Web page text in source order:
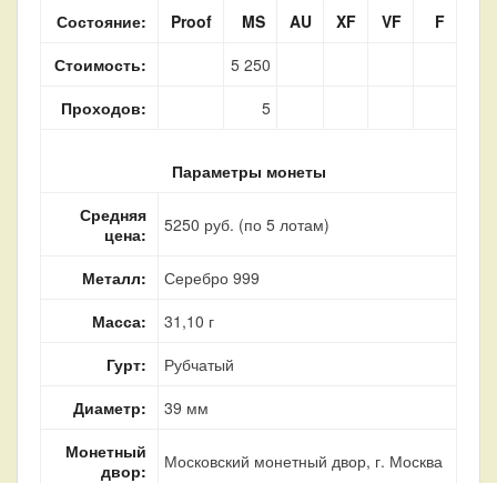
Состояние:
Proof MS AU XF VF
F
Стоимость:
5 250
Проходов:
5
Параметры монеты
Средняя
цена:
5250 руб. (по 5 лотам)
Металл:
Серебро 999
Масса:
31,10 г
Гурт:
Рубчатый
Диаметр:
39 мм
Монетный
двор:
Московский монетный двор, г. Москва